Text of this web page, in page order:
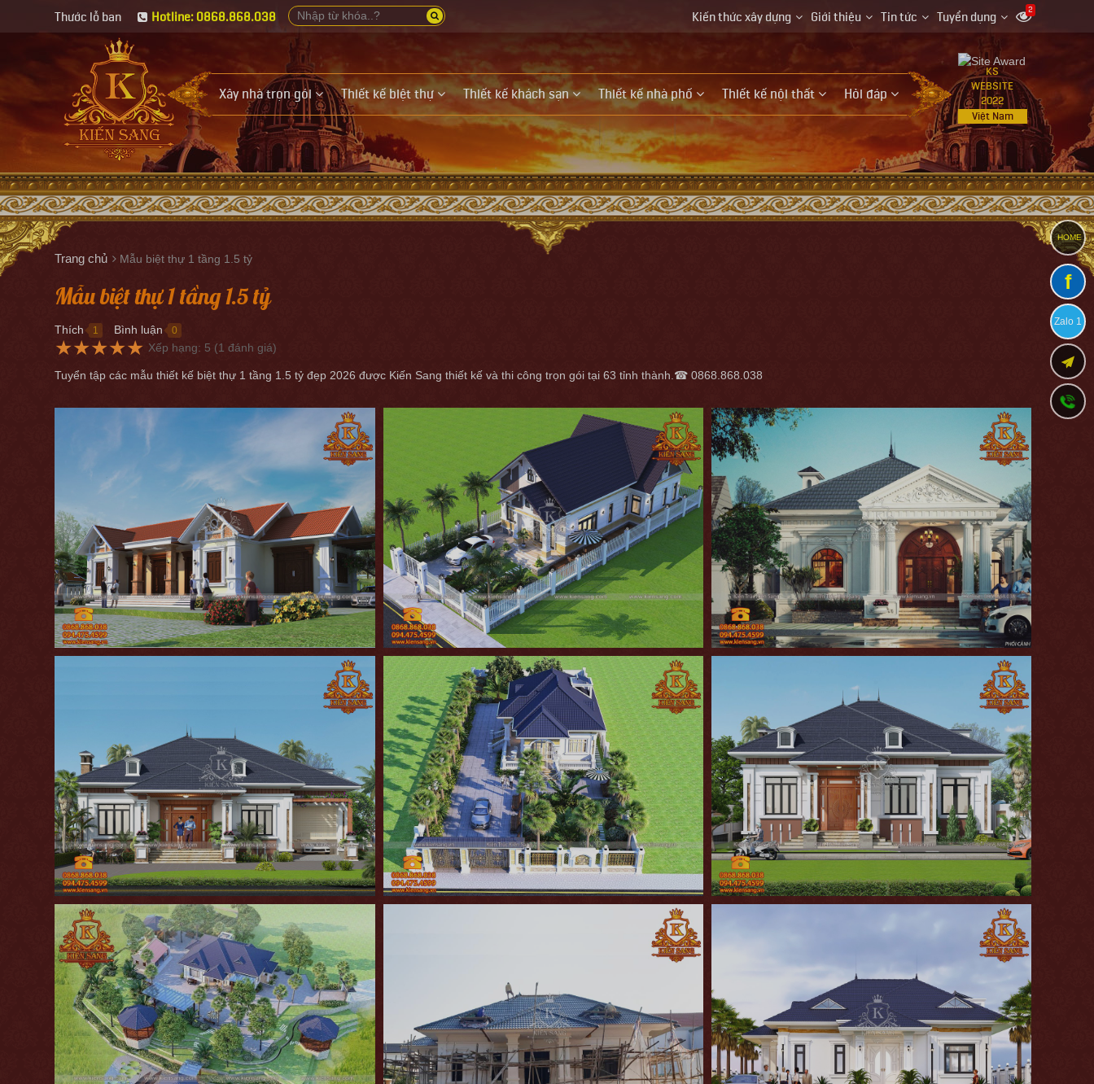
Thước lỗ ban Hotline: 0868.868.038 Kiến thức xây dựng Giới thiệu Tin tức Tuyển dụng 2
Xây nhà trọn gói Thiết kế biệt thự Thiết kế khách sạn Thiết kế nhà phố Thiết kế nội thất Hỏi đáp
KS
WEBSITE
2022
Việt Nam
Trang chủ Mẫu biệt thự 1 tầng 1.5 tỷ
Mẫu biệt thự 1 tầng 1.5 tỷ
Thích 1 Bình luận 0
★★★★★ Xếp hạng: 5 (1 đánh giá)
Tuyển tập các mẫu thiết kế biệt thự 1 tầng 1.5 tỷ đẹp 2026 được Kiến Sang thiết kế và thi công trọn gói tại 63 tỉnh thành.☎ 0868.868.038
HOME
f
Zalo 1